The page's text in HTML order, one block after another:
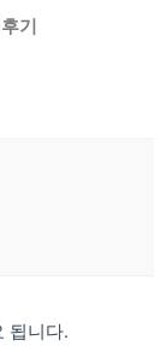
기
됩니다.